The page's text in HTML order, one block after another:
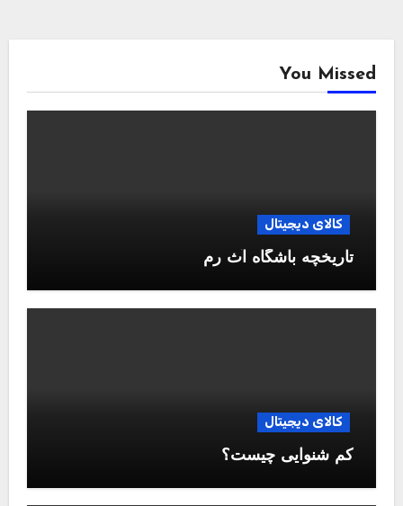
You Missed
کالای دیجیتال
تاریخچه باشگاه آث رم
کالای دیجیتال
کم شنوایی چیست؟